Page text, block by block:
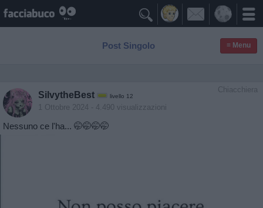

Post Singolo ≡ Menu
Chiacchiera
SilvytheBest livello 12
1 Ottobre 2024 - 4.490 visualizzazioni
Nessuno ce l'ha... 🤭🤭🤭🤭